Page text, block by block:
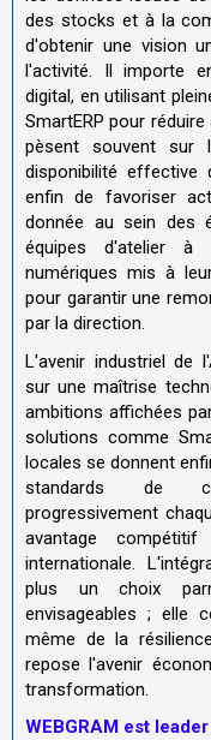
des stocks et à la
d'obtenir une vision
l'activité. Il importe
digital, en utilisant
SmartERP pour
pèsent souvent sur
disponibilité
enfin de favoriser
donnée au sein des
équipes d'atelier à
numériques mis à
pour garantir une
par la direction.
L'avenir industriel de
sur une maîtrise
ambitions affichées
solutions comme
locales se donnent
standards de
progressivement
avantage
internationale.
plus un choix
envisageables ; elle
même de la
repose l'avenir
transformation.
WEBGRAM est